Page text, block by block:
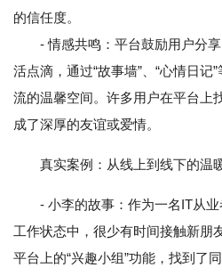
的信任度。
- 情感共鸣：平台鼓励用户分享
活点滴，通过“故事墙”、“心情日记
流的温馨空间。许多用户在平台上
成了深厚的友谊或爱情。
真实案例：从线上到线下的温
- 小李的故事：作为一名IT从
工作状态中，很少有时间接触新朋
平台上的“兴趣小组”功能，找到了